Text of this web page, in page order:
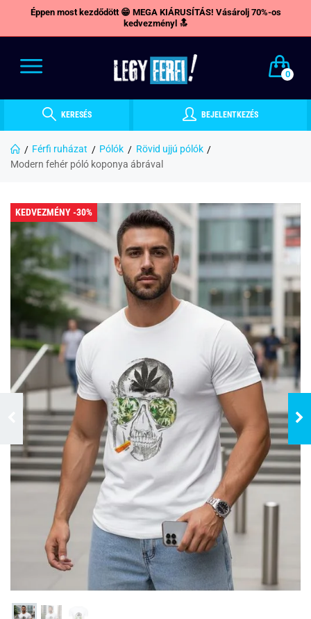
Éppen most kezdődött 😁 MEGA KIÁRUSÍTÁS! Vásárolj 70%-os
kedvezményl 🔝
0
KERESÉS BEJELENTKEZÉS
Férfi ruházat Pólók
Rövid ujjú pólók
Modern fehér póló koponya ábrával
KEDVEZMÉNY -30%